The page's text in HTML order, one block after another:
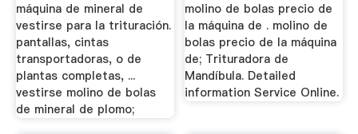
máquina de mineral de
vestirse para la trituración.
pantallas, cintas
transportadoras, o de
plantas completas, ...
vestirse molino de bolas
de mineral de plomo;
molino de bolas precio de
la máquina de . molino de
bolas precio de la máquina
de; Trituradora de
Mandíbula. Detailed
information Service Online.